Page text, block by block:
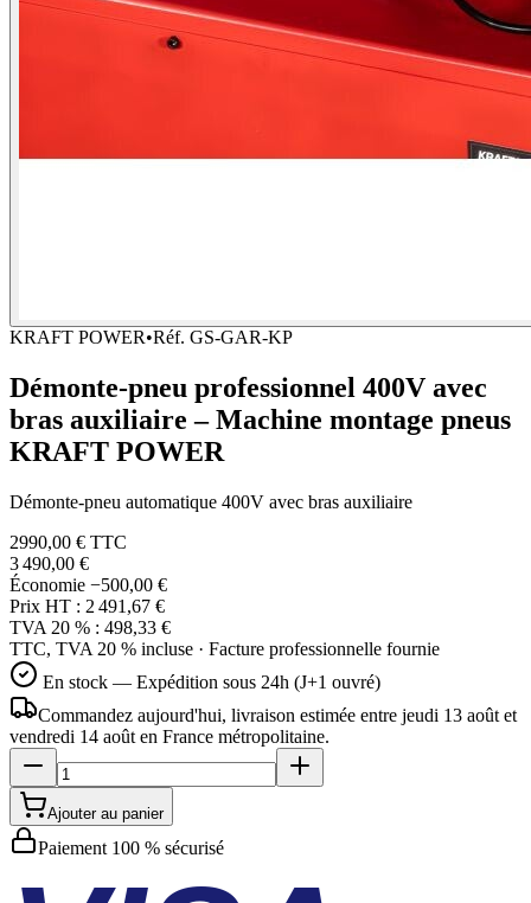
KRAFT POWER•Réf. GS-GAR-KP
Démonte-pneu professionnel 400V avec
bras auxiliaire – Machine montage pneus
KRAFT POWER
Démonte-pneu automatique 400V avec bras auxiliaire
2990,00 € TTC
3 490,00 €
Économie −500,00 €
Prix HT : 2 491,67 €
TVA 20 % : 498,33 €
TTC, TVA 20 % incluse · Facture professionnelle fournie
En stock — Expédition sous 24h (J+1 ouvré)
Commandez aujourd'hui, livraison estimée entre jeudi 13 août et
vendredi 14 août en France métropolitaine.
Ajouter au panier
Paiement 100 % sécurisé